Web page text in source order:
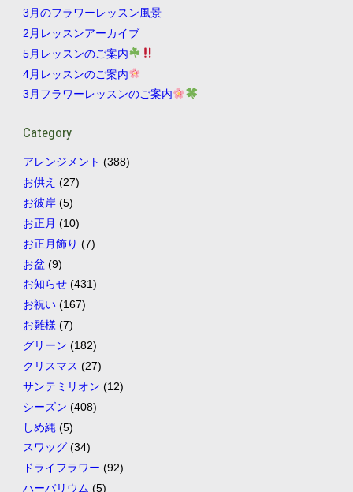
3月のフラワーレッスン風景
2月レッスンアーカイブ
5月レッスンのご案内
4月レッスンのご案内
3月フラワーレッスンのご案内
Category
アレンジメント (388)
お供え (27)
お彼岸(5)
お正月 (10)
お正月飾り (7)
お盆 (9)
お知らせ(431)
お祝い(167)
お雛様 (7)
グリーン (182)
クリスマス (27)
サンテミリオン (12)
シーズン (408)
しめ縄 (5)
スワッグ(34)
ドライフラワー (92)
ハーバリウム (5)